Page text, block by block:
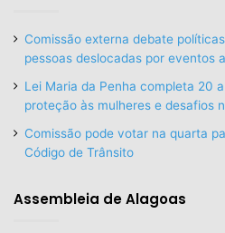
Comissão externa debate
pessoas deslocadas por eventos
Lei Maria da Penha completa 20
proteção às mulheres e desafios
Comissão pode votar na quarta
Código de Trânsito
Assembleia de Alagoas